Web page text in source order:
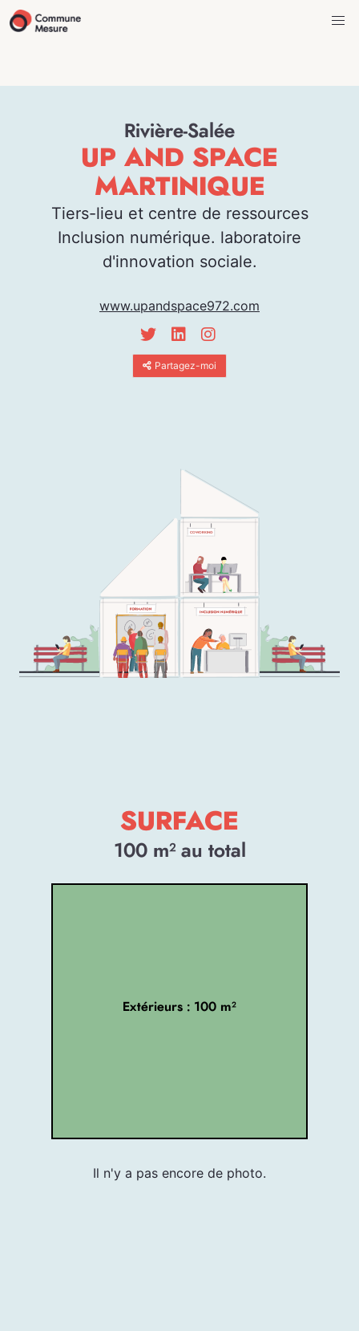
Rivière-Salée
UP AND SPACE
MARTINIQUE
Tiers-lieu et centre de ressources
Inclusion numérique. laboratoire
d'innovation sociale.
www.upandspace972.com
Partagez-moi
COWORKING
SURFACE
100m² au total
Extérieurs : 100 m²
Il n'y a pas encore de photo.